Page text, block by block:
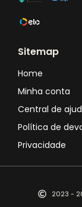
Sitemap
Home
Minha conta
Central de
Política de
Privacidade
2023 -